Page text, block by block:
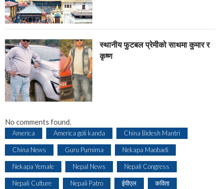
स्थानीय फुटबल प्रेमीको साथमा कुमार र
कृष्ण
No comments found.
America America goli kanda China Bidesh Mantri
China News Guru Purnima Nekapa Maobadi
Nekapa Yemale Nepal News Nepali Congress
Nepali Culture Nepali Patro ईपीएल कविता